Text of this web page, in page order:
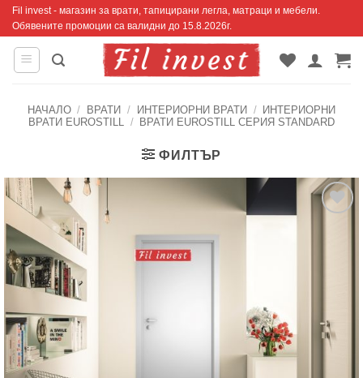
Skip
content
Fil invest - магазин за врати, тапицирани легла, матраци и мебели.
Обявените промоции са валидни до 15.8.2026г.
НАЧАЛО / ВРАТИ / ИНТЕРИОРНИ ВРАТИ /
ИНТЕРИОРНИ
ВРАТИ EUROSTILL / ВРАТИ EUROSTILL СЕРИЯ STANDARD
ФИЛТЪР